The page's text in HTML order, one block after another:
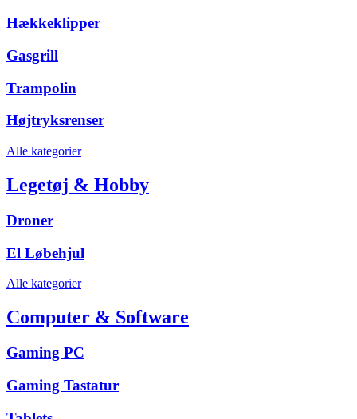
Hækkeklipper
Gasgrill
Trampolin
Højtryksrenser
Alle kategorier
Legetøj & Hobby
Droner
El Løbehjul
Alle kategorier
Computer & Software
Gaming PC
Gaming Tastatur